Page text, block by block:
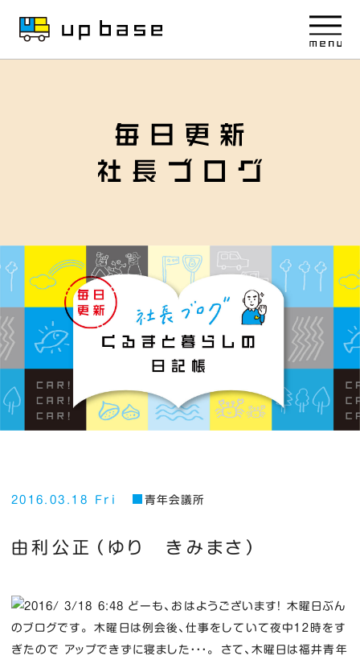
2016.03.18 Fri 青年会議所
由利公正（ゆり きみまさ）
どーも、おはようございます！ 木曜日ぶん
のブログです。 木曜日は例会後、仕事をしていて夜中１２時をす
ぎたので アップできずに寝ました・・・。 さて、木曜日は福井青年